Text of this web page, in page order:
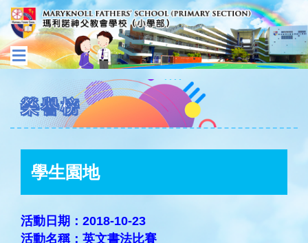
榮譽榜
學生園地
活動日期：2018-10-23
活動名稱：英文書法比賽